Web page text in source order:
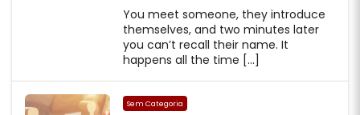
You meet someone, they introduce
themselves, and two minutes later
you can’t recall their name. It
happens all the time […]
Sem Categoria